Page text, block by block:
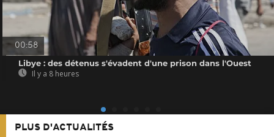
00:58
Libye : des détenus s'évadent d'une prison dans l'Ouest
Il y a 8 heures
PLUS D'ACTUALITÉS